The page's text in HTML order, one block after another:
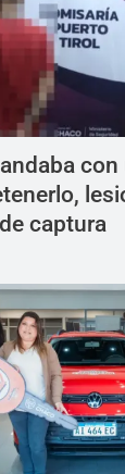
captura